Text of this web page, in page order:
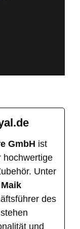
GmbH ist
hochwertige
Unter
Maik
des
und